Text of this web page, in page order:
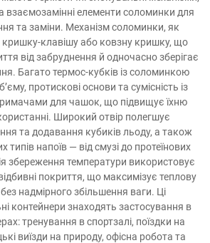
взаємозамінні елементи соломинки для
та заміни. Механізм соломинки, як
клавішу або ковзну кришку, що
від забруднення й одночасно зберігає
Багато термос-кубків із соломинкою
протискові основи та сумісність із
для чашок, що підвищує їхню
Широкий отвір полегшує
та додавання кубиків льоду, а також
типів напоїв — від смузі до протеїнових
збереження температури використовує
покриття, що максимізує теплову
надмірного збільшення ваги. Ці
контейнери знаходять застосування в
тренування в спортзалі, поїздки на
виїзди на природу, офісна робота та